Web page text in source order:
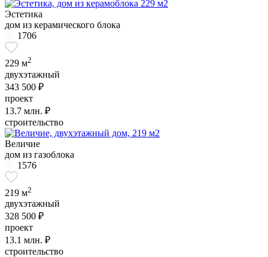
Эстетика
дом из керамического блока
1706
229 м2
двухэтажный
343 500 ₽
проект
13.7 млн. ₽
строительство
Величие
дом из газоблока
1576
219 м2
двухэтажный
328 500 ₽
проект
13.1 млн. ₽
строительство